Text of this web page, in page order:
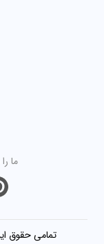
ما
تمامی حقوق